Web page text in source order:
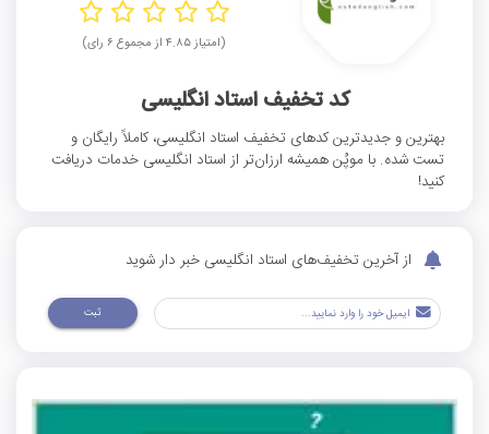
(امتیاز ۴.۸۵ از مجموع ۶ رای)
کد تخفیف استاد انگلیسی
بهترین و جدیدترین کد‌های تخفیف استاد انگلیسی، کاملاً رایگان و
تست شده. با موپُن همیشه ارزان‌تر از استاد انگلیسی خدمات دریافت
کنید!
از آخرین تخفیف‌های استاد انگلیسی خبر دار شوید
ثبت